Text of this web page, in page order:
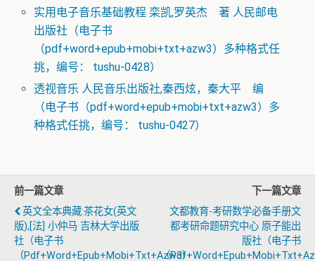
实用电子音乐基础教程 栾凯,罗英杰 著 人民邮电
出版社（电子书
（pdf+word+epub+mobi+txt+azw3）多种格式任
挑，编号： tushu-0428）
透视音乐 人民音乐出版社,秦西炫，秦大平 编
（电子书（pdf+word+epub+mobi+txt+azw3）多
种格式任挑，编号： tushu-0427）
前一篇文章
英文全本典藏:茶花女(英文
版),[法] 小仲马 吉林大学出版
社（电子书
（pdf+word+epub+mobi+txt+azw3）
下一篇文章
文都教育-考研数学必备手册文
都考研命题研究中心 原子能出
版社（电子书
（